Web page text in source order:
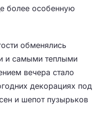
более особенную
обменялись
и самыми теплыми
вечера стало
декорациях под
и шепот пузырьков